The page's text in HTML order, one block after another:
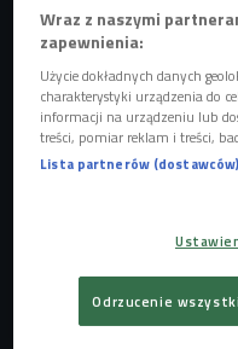
(zdj. ilustracyjne) Foto:
podążać - wyjaśnia
dodatek nasz system
absolwentów do
Wraz z naszymi
zapewnienia:
Użycie dokładnych danych
charakterystyki urządzenia do
informacji na urządzeniu lub
treści, pomiar reklam i treści,
Lista partnerów (dostawców)
Odrzucenie